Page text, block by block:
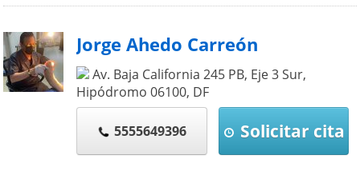
Jorge Ahedo Carreón
Av. Baja California 245 PB, Eje 3 Sur,
Hipódromo 06100, DF
5555649396 Solicitar cita